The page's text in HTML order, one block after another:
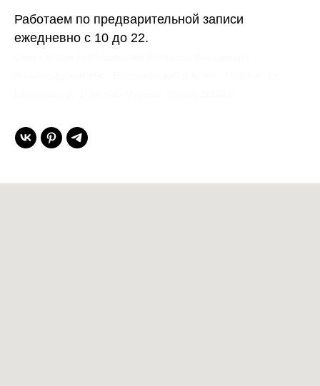
Работаем по предварительной записи
ежедневно с 10 до 22.